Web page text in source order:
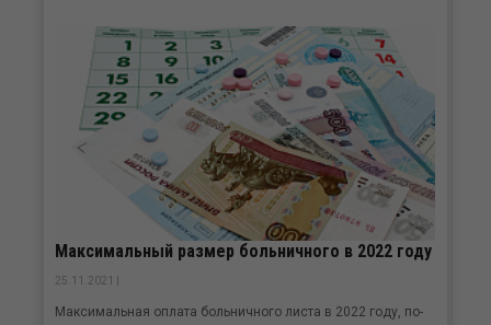
Максимальный размер больничного в 2022 году
25.11.2021 |
Максимальная оплата больничного листа в 2022 году, по-